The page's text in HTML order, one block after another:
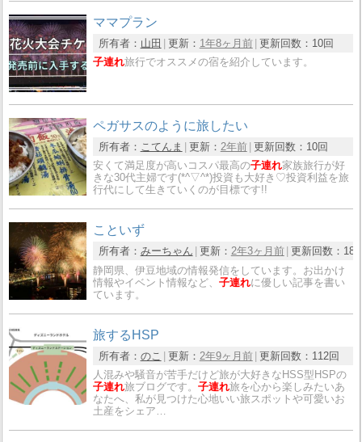
ママプラン
所有者： 山田 更新： 1年8ヶ月前 更新回数： 10回
子連れ旅行でオススメの宿を紹介しています。
ペガサスのように旅したい
所有者： こてんま 更新： 2年前 更新回数： 10回
安くて満足度が高いコスパ最高の子連れ家族旅行が好
きな30代主婦です(*^▽^*)投資も大好き♡投資利益を旅
行代にして生きていくのが目標です!!
こといず
所有者： みーちゃん 更新： 2年3ヶ月前 更新回数： 18
静岡県、伊豆地域の情報発信をしています。お出かけ
情報やイベント情報など、子連れに優しい記事を書い
ています。
旅するHSP
所有者： のこ 更新： 2年9ヶ月前 更新回数： 112回
人混みや騒音が苦手だけど旅が大好きなHSS型HSPの
子連れ旅ブログです。子連れ旅を心から楽しみたいあ
なたへ、私が見つけた心地いい旅スポットや可愛いお
土産をシェア…